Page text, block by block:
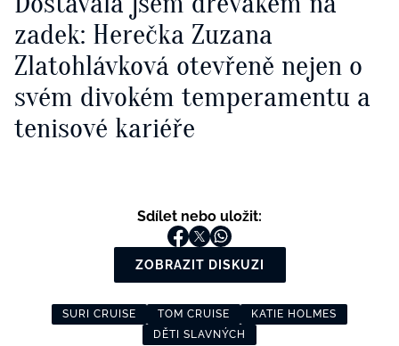
zadek: Herečka Zuzana
Zlatohlávková otevřeně nejen o
svém divokém temperamentu a
tenisové kariéře
Sdílet nebo uložit:
ZOBRAZIT DISKUZI
SURI CRUISE TOM CRUISE
KATIE HOLMES
DĚTI SLAVNÝCH